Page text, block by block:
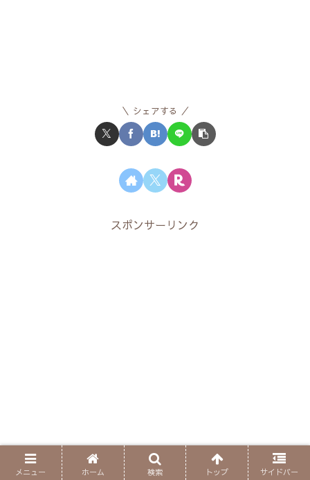
シェアする
スポンサーリンク
メニュー ホーム 検索 トップ サイドバー